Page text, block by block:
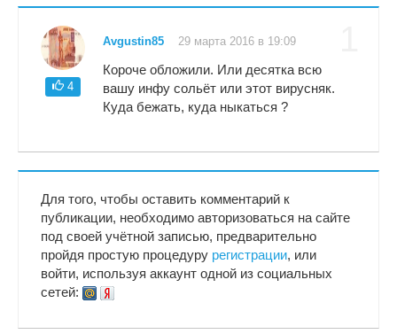
4
Avgustin85 29 марта 2016 в 19:09
Короче обложили. Или десятка всю
вашу инфу сольёт или этот вирусняк.
Куда бежать, куда ныкаться ?
Для того, чтобы оставить комментарий к
публикации, необходимо авторизоваться на сайте
под своей учётной записью, предварительно
пройдя простую процедуру регистрации, или
войти, используя аккаунт одной из социальных
сетей: